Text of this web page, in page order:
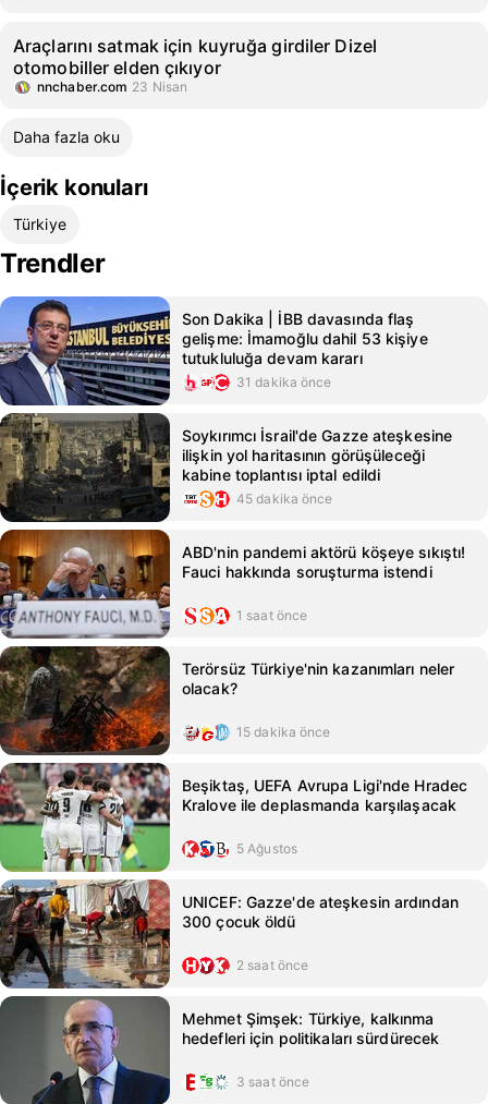
Araçlarını satmak için kuyruğa girdiler Dizel
otomobiller elden çıkıyor
nnchaber.com 23 Nisan
Daha fazla oku
İçerik konuları
Türkiye
Trendler
Son Dakika | İBB davasında flaş
gelişme: İmamoğlu dahil 53 kişiye
tutukluluğa devam kararı
31 dakika önce
Soykırımcı İsrail'de Gazze ateşkesine
ilişkin yol haritasının görüşüleceği
kabine toplantısı iptal edildi
45 dakika önce
ABD'nin pandemi aktörü köşeye sıkıştı!
Fauci hakkında soruşturma istendi
1 saat önce
Terörsüz Türkiye'nin kazanımları neler
olacak?
15 dakika önce
Beşiktaş, UEFA Avrupa Ligi'nde Hradec
Kralove ile deplasmanda karşılaşacak
5 Ağustos
UNICEF: Gazze'de ateşkesin ardından
300 çocuk öldü
2 saat önce
Mehmet Şimşek: Türkiye, kalkınma
hedefleri için politikaları sürdürecek
3 saat önce